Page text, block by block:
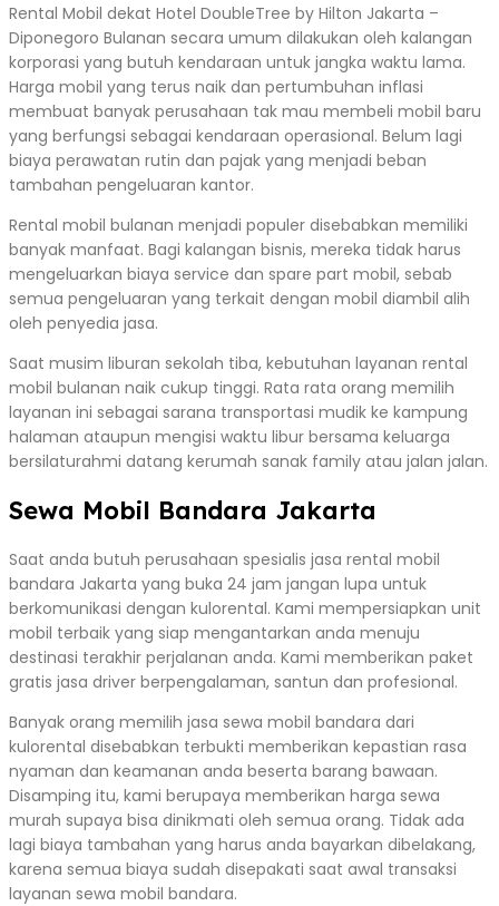
Rental Mobil dekat Hotel DoubleTree by Hilton Jakarta –
Diponegoro Bulanan secara umum dilakukan oleh kalangan
korporasi yang butuh kendaraan untuk jangka waktu lama.
Harga mobil yang terus naik dan pertumbuhan inflasi
membuat banyak perusahaan tak mau membeli mobil baru
yang berfungsi sebagai kendaraan operasional. Belum lagi
biaya perawatan rutin dan pajak yang menjadi beban
tambahan pengeluaran kantor.
Rental mobil bulanan menjadi populer disebabkan memiliki
banyak manfaat. Bagi kalangan bisnis, mereka tidak harus
mengeluarkan biaya service dan spare part mobil, sebab
semua pengeluaran yang terkait dengan mobil diambil alih
oleh penyedia jasa.
Saat musim liburan sekolah tiba, kebutuhan layanan rental
mobil bulanan naik cukup tinggi. Rata rata orang memilih
layanan ini sebagai sarana transportasi mudik ke kampung
halaman ataupun mengisi waktu libur bersama keluarga
bersilaturahmi datang kerumah sanak family atau jalan jalan.
Sewa Mobil Bandara Jakarta
Saat anda butuh perusahaan spesialis jasa rental mobil
bandara Jakarta yang buka 24 jam jangan lupa untuk
berkomunikasi dengan kulorental. Kami mempersiapkan unit
mobil terbaik yang siap mengantarkan anda menuju
destinasi terakhir perjalanan anda. Kami memberikan paket
gratis jasa driver berpengalaman, santun dan profesional.
Banyak orang memilih jasa sewa mobil bandara dari
kulorental disebabkan terbukti memberikan kepastian rasa
nyaman dan keamanan anda beserta barang bawaan.
Disamping itu, kami berupaya memberikan harga sewa
murah supaya bisa dinikmati oleh semua orang. Tidak ada
lagi biaya tambahan yang harus anda bayarkan dibelakang,
karena semua biaya sudah disepakati saat awal transaksi
layanan sewa mobil bandara.